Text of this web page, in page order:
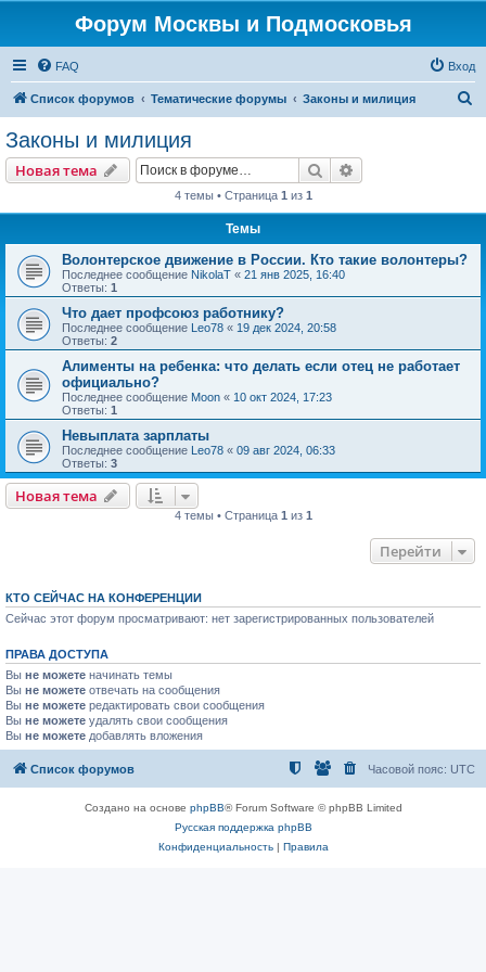
Форум Москвы и Подмосковья
FAQ Вход
Список форумов Тематические форумы Законы и милиция
Законы и милиция
Новая тема Поиск
4 темы • Страница 1 из 1
Темы
Волонтерское движение в России. Кто такие волонтеры?
Последнее сообщение NikolaT « 21 янв 2025, 16:40
Ответы: 1
Что дает профсоюз работнику?
Последнее сообщение Leo78 « 19 дек 2024, 20:58
Ответы: 2
Алименты на ребенка: что делать если отец не работает
официально?
Последнее сообщение Moon « 10 окт 2024, 17:23
Ответы: 1
Невыплата зарплаты
Последнее сообщение Leo78 « 09 авг 2024, 06:33
Ответы: 3
Новая тема
4 темы • Страница 1 из 1
Перейти
КТО СЕЙЧАС НА КОНФЕРЕНЦИИ
Сейчас этот форум просматривают: нет зарегистрированных пользователей
ПРАВА ДОСТУПА
Вы не можете начинать темы
Вы не можете отвечать на сообщения
Вы не можете редактировать свои сообщения
Вы не можете удалять свои сообщения
Вы не можете добавлять вложения
Список форумов Часовой пояс: UTC
Создано на основе phpBB® Forum Software © phpBB Limited
Русская поддержка phpBB
Конфиденциальность| Правила